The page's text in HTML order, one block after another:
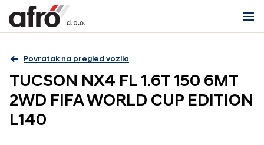
Povratak na pregled vozila
TUCSON NX4 FL 1.6T 150 6MT
2WD FIFA WORLD CUP EDITION
L140